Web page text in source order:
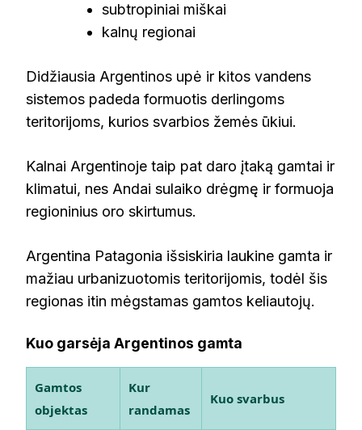
subtropiniai miškai
kalnų regionai
Didžiausia Argentinos upė ir kitos vandens
sistemos padeda formuotis derlingoms
teritorijoms, kurios svarbios žemės ūkiui.
Kalnai Argentinoje taip pat daro įtaką gamtai ir
klimatui, nes Andai sulaiko drėgmę ir formuoja
regioninius oro skirtumus.
Argentina Patagonia išsiskiria laukine gamta ir
mažiau urbanizuotomis teritorijomis, todėl šis
regionas itin mėgstamas gamtos keliautojų.
Kuo garsėja Argentinos gamta
Gamtos
objektas
Kur
randamas
Kuo svarbus